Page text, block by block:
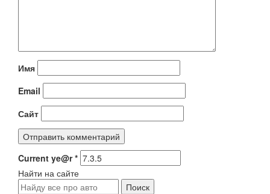
Имя
Email
Сайт
Current ye@r*
Найти на сайте